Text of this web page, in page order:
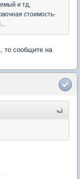
и тд,
стоимость-
то сообщите на